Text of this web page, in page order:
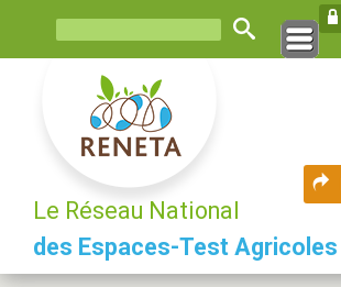
Le Réseau National
des Espaces-Test Agricoles